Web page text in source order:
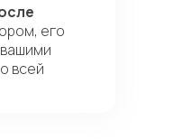
его
всей